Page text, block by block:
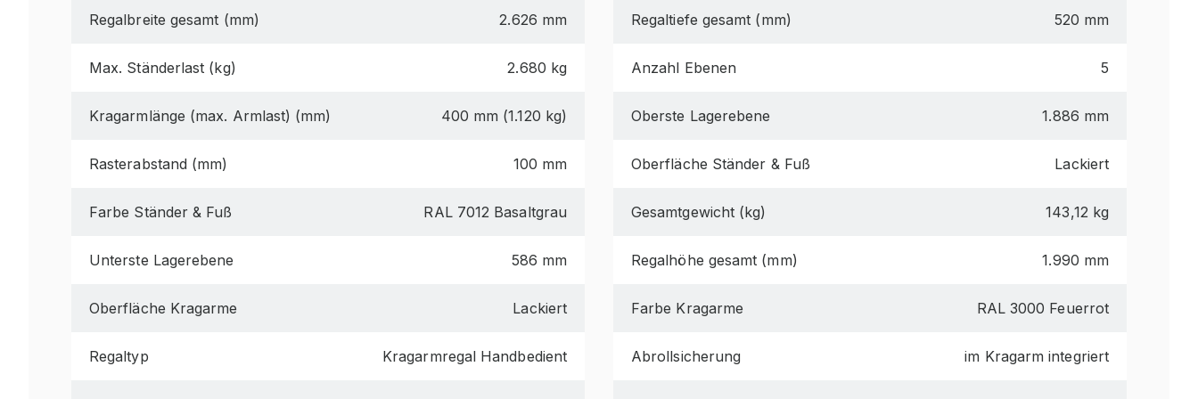
Regalbreite gesamt (mm) 2.626 mm Regaltiefe gesamt (mm) 520 mm
Max. Ständerlast (kg) 2.680 kg Anzahl Ebenen 5
Kragarmlänge (max. Armlast) (mm) 400 mm (1.120 kg) Oberste Lagerebene 1.886 mm
Rasterabstand (mm) 100 mm Oberfläche Ständer & Fuß Lackiert
Farbe Ständer & Fuß RAL 7012 Basaltgrau Gesamtgewicht (kg) 143,12 kg
Unterste Lagerebene 586 mm Regalhöhe gesamt (mm) 1.990 mm
Oberfläche Kragarme Lackiert Farbe Kragarme RAL 3000 Feuerrot
Regaltyp Kragarmregal Handbedient Abrollsicherung im Kragarm integriert